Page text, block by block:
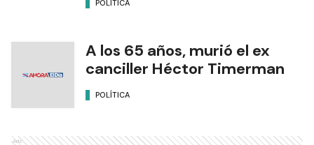
POLÍTICA
A los 65 años, murió el ex
canciller Héctor Timerman
POLÍTICA
Ads